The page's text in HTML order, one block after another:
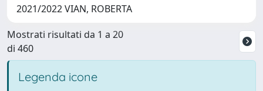
2021/2022 VIAN, ROBERTA
Mostrati risultati da 1 a 20
di 460
Legenda icone